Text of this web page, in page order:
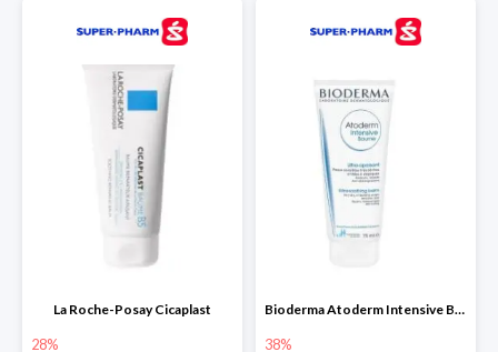
La Roche-Posay Cicaplast
28%
Bioderma Atoderm Intensive Baume
38%